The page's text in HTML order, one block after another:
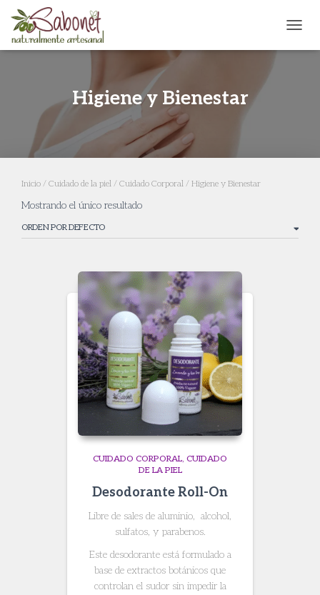
Higiene y Bienestar
Inicio / Cuidado de la piel / Cuidado Corporal / Higiene y Bienestar
Mostrando el único resultado
CUIDADO CORPORAL CUIDADO
DE LA PIEL
Desodorante Roll-On
Libre de sales de aluminio, alcohol,
sulfatos, y parabenos.
Este desodorante está formulado a
base de extractos botánicos que
controlan el sudor sin impedir la